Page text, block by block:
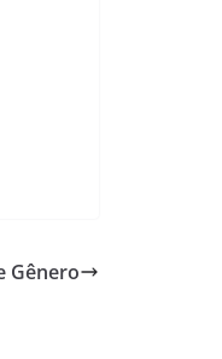
Gênero